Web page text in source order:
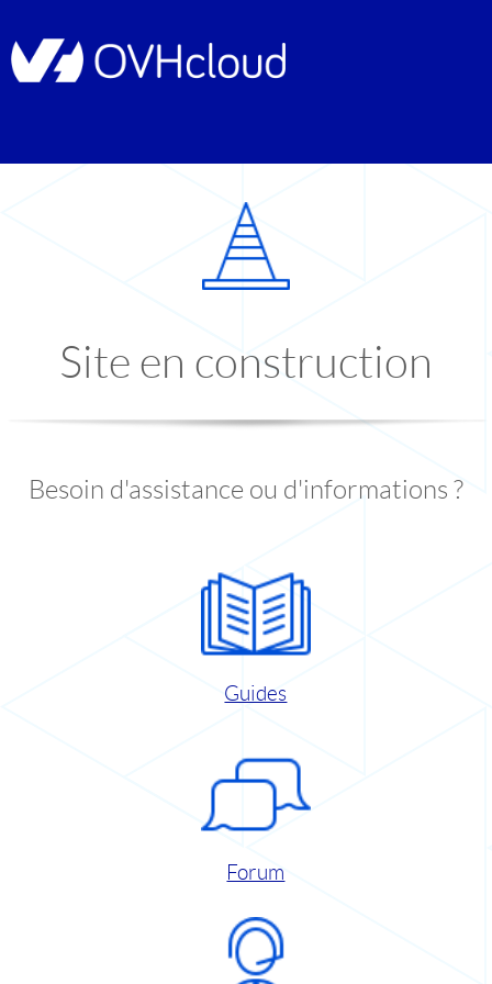
Site en construction
Besoin d'assistance ou d'informations ?
Guides
Forum